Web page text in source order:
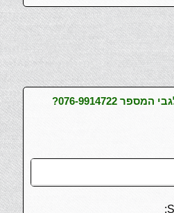
076-9914722?